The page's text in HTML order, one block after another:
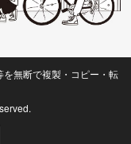
無断で複製・コピー・転